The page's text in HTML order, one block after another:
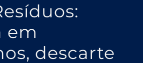
em
descarte